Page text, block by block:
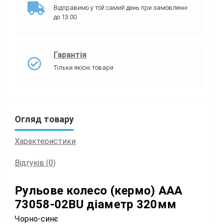
Відправимо у той самий день при замовленні
до 13:00
Гарантія
Тільки якісні товари
Огляд товару
Характеристики
Відгуків (0)
Рульове колесо (кермо) ААА
73058-02BU діаметр 320мм
Чорно-синє